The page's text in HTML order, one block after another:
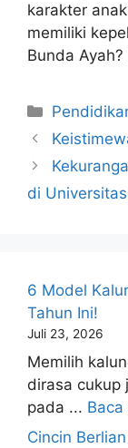
karakter
memiliki
Bunda
Kategori
di
6 Model
Tahun Ini!
Juli 23, 2026
Memilih
dirasa cukup
pada ... Baca
Cincin